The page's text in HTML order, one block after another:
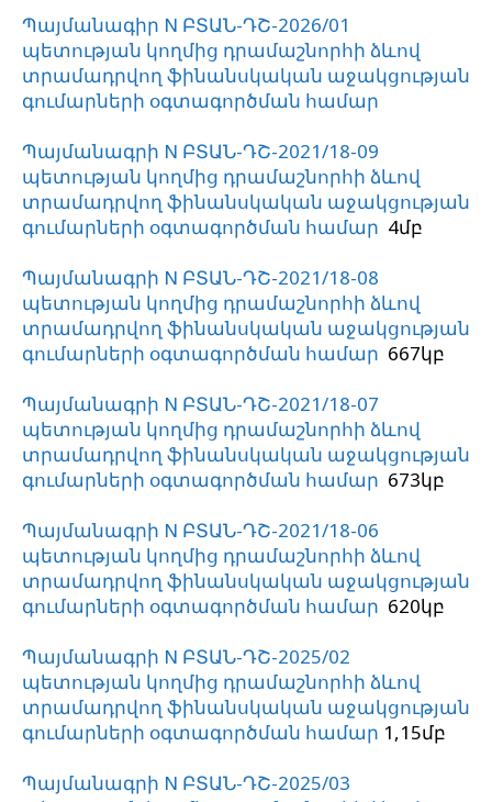
Պայմանագիր N ԲՏԱՆ-ԴՇ-2026/01
պետության կողմից դրամաշնորհի ձևով
տրամադրվող ֆինանսկական աջակցության
գումարների օգտագործման համար
Պայմանագրի N ԲՏԱՆ-ԴՇ-2021/18-09
պետության կողմից դրամաշնորհի ձևով
տրամադրվող ֆինանսկական աջակցության
գումարների օգտագործման համար 4մբ
Պայմանագրի N ԲՏԱՆ-ԴՇ-2021/18-08
պետության կողմից դրամաշնորհի ձևով
տրամադրվող ֆինանսկական աջակցության
գումարների օգտագործման համար 667կբ
Պայմանագրի N ԲՏԱՆ-ԴՇ-2021/18-07
պետության կողմից դրամաշնորհի ձևով
տրամադրվող ֆինանսկական աջակցության
գումարների օգտագործման համար 673կբ
Պայմանագրի N ԲՏԱՆ-ԴՇ-2021/18-06
պետության կողմից դրամաշնորհի ձևով
տրամադրվող ֆինանսկական աջակցության
գումարների օգտագործման համար 620կբ
Պայմանագրի N ԲՏԱՆ-ԴՇ-2025/02
պետության կողմից դրամաշնորհի ձևով
տրամադրվող ֆինանսկական աջակցության
գումարների օգտագործման համար 1,15մբ
Պայմանագրի N ԲՏԱՆ-ԴՇ-2025/03